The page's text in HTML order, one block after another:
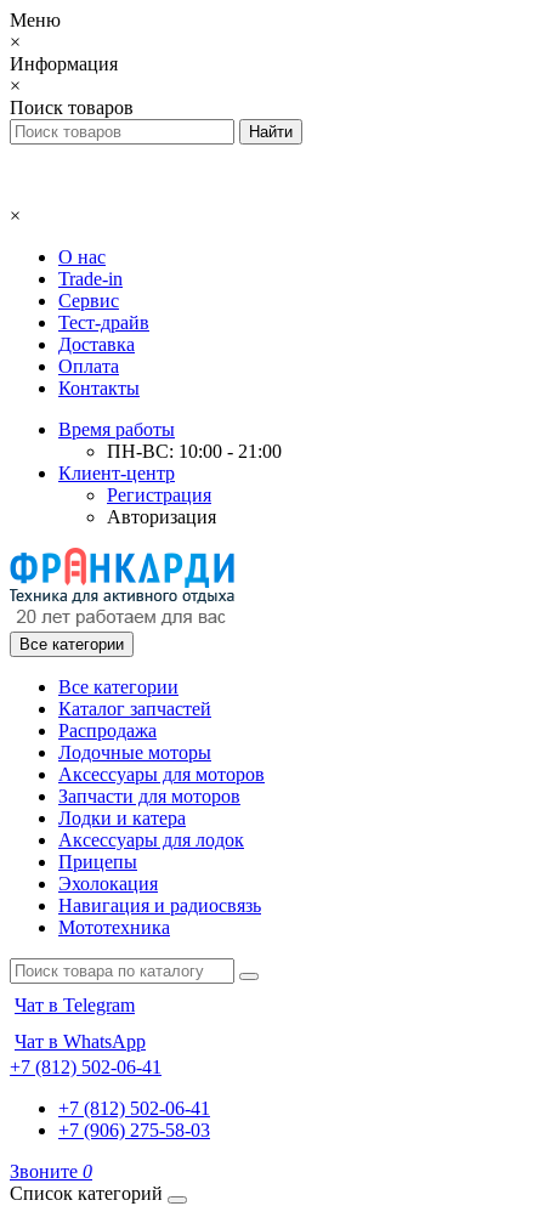
Меню
×
Информация
×
Поиск товаров
×
О нас
Trade-in
Сервис
Тест-драйв
Доставка
Оплата
Контакты
Время работы
ПН-ВС: 10:00 - 21:00
Клиент-центр
Регистрация
Авторизация
Все категории
Все категории
Каталог запчастей
Распродажа
Лодочные моторы
Аксессуары для моторов
Запчасти для моторов
Лодки и катера
Аксессуары для лодок
Прицепы
Эхолокация
Навигация и радиосвязь
Мототехника
Чат в Telegram
Чат в WhatsApp
+7 (812) 502-06-41
+7 (812) 502-06-41
+7 (906) 275-58-03
Звоните 0
Список категорий